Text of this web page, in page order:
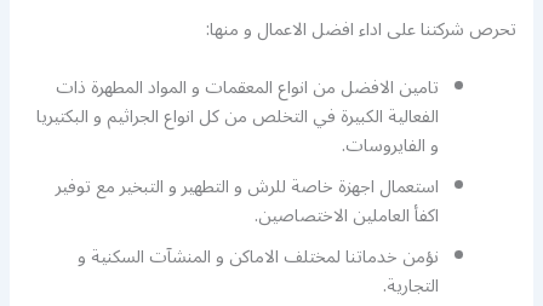
تحرص شركتنا على اداء افضل الاعمال و منها:
تامين الافضل من انواع المعقمات و المواد المطهرة ذات
الفعالية الكبيرة في التخلص من كل انواع الجراثيم و البكتيريا
و الفايروسات.
استعمال اجهزة خاصة للرش و التطهير و التبخير مع توفير
اكفأ العاملين الاختصاصين.
نؤمن خدماتنا لمختلف الاماكن و المنشآت السكنية و
التجارية.